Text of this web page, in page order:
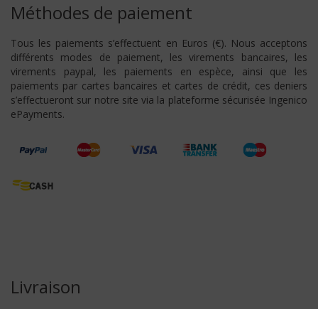
Méthodes de paiement
Tous les paiements s’effectuent en Euros (€). Nous acceptons
différents modes de paiement, les virements bancaires, les
virements paypal, les paiements en espèce, ainsi que les
paiements par cartes bancaires et cartes de crédit, ces deniers
s’effectueront sur notre site via la plateforme sécurisée Ingenico
ePayments.
Livraison